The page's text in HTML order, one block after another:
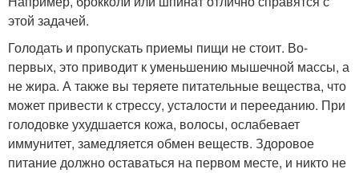
этой задачей.
Голодать и пропускать приемы пищи не стоит. Во-
первых, это приводит к уменьшению мышечной массы, а
не жира. А также вы теряете питательные вещества, что
может привести к стрессу, усталости и перееданию. При
голодовке ухудшается кожа, волосы, ослабевает
иммунитет, замедляется обмен веществ. Здоровое
питание должно оставаться на первом месте, и никто не